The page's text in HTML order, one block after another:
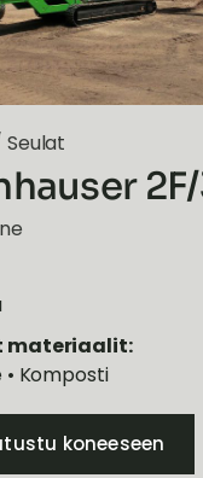
Seulat
materiaalit:
• Komposti
koneeseen